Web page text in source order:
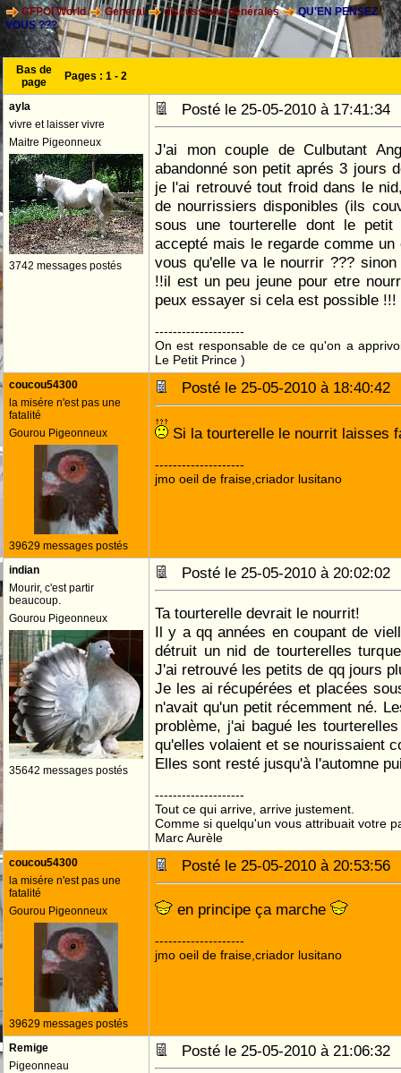
CFPOI World General discussions générales
QU'EN PENSEZ
VOUS ???
Bas de
page
Pages : 1 - 2
ayla
vivre et laisser vivre
Maitre Pigeonneux
3742 messages postés
Posté le 25-05-2010 à
J'ai mon couple de Culbutant
abandonné son petit aprés 3 jours
je l'ai retrouvé tout froid dans le
de nourrissiers disponibles (ils
sous une tourterelle dont le
accepté mais le regarde comme
vous qu'elle va le nourrir ???
!!il est un peu jeune pour etre
peux essayer si cela est possible !!!
--------------------
On est responsable de ce qu'on a
Le Petit Prince )
coucou54300
la misére n'est pas une
fatalité
Gourou Pigeonneux
39629 messages postés
Posté le 25-05-2010 à
Si la tourterelle le nourrit laisses
--------------------
jmo oeil de fraise,criador lusitano
indian
Mourir, c'est partir
beaucoup.
Gourou Pigeonneux
35642 messages postés
Posté le 25-05-2010 à
Ta tourterelle devrait le nourrit!
Il y a qq années en coupant de
détruit un nid de tourterelles
J'ai retrouvé les petits de qq jours
Je les ai récupérées et placées
n'avait qu'un petit récemment né.
problème, j'ai bagué les
qu'elles volaient et se nourissaient
Elles sont resté jusqu'à l'automne
--------------------
Tout ce qui arrive, arrive justement.
Comme si quelqu'un vous attribuait votre
Marc Aurèle
coucou54300
la misére n'est pas une
fatalité
Gourou Pigeonneux
39629 messages postés
Posté le 25-05-2010 à
en principe ça marche
--------------------
jmo oeil de fraise,criador lusitano
Remige
Pigeonneau
Posté le 25-05-2010 à